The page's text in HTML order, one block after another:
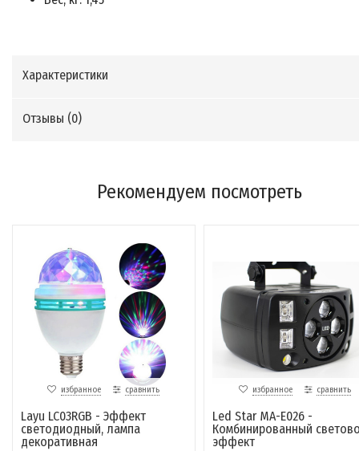
Характеристики
Отзывы (0)
Рекомендуем посмотреть
избранное сравнить
Layu LC03RGB - Эффект
светодиодный, лампа
декоративная
избранное сравнить
Led Star MA-E026 -
Комбинированный
эффект